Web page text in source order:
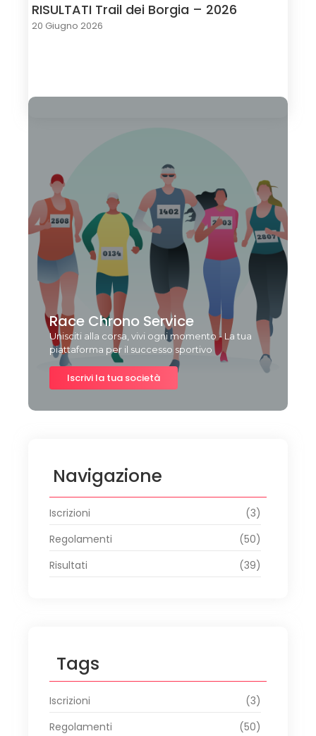
RISULTATI Trail dei Borgia – 2026
20 Giugno 2026
Load More
Race Chrono Service
Unisciti alla corsa, vivi ogni momento - La tua
piattaforma per il successo sportivo
Iscrivi la tua società
Navigazione
Iscrizioni
(3)
Regolamenti
(50)
Risultati
(39)
Tags
Iscrizioni
(3)
Regolamenti
(50)